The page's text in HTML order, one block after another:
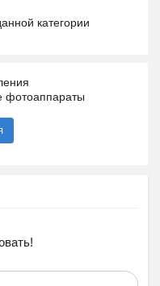
категории
фотоаппараты